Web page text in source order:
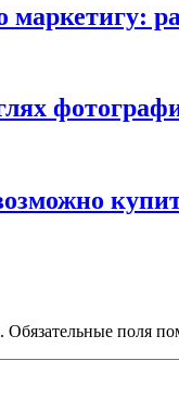
маркетигу:
Обязательные поля